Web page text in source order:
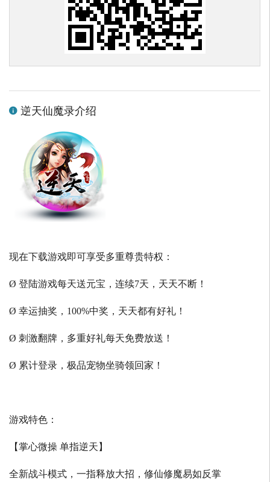
逆天仙魔录介绍
现在下载游戏即可享受多重尊贵特权：
Ø 登陆游戏每天送元宝，连续7天，天天不断！
Ø 幸运抽奖，100%中奖，天天都有好礼！
Ø 刺激翻牌，多重好礼每天免费放送！
Ø 累计登录，极品宠物坐骑领回家！
游戏特色：
【掌心微操 单指逆天】
全新战斗模式，一指释放大招，修仙修魔易如反掌